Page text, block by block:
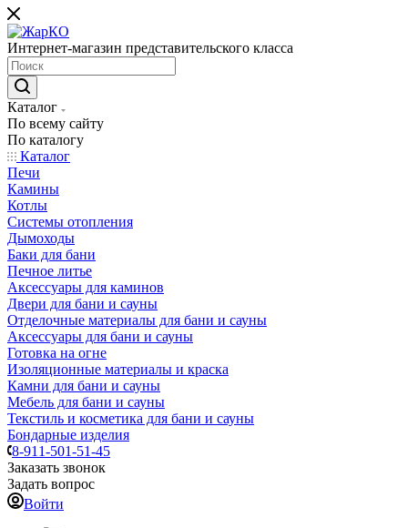
Интернет-магазин представительского класса
Каталог
По всему сайту
По каталогу
Каталог
Печи
Камины
Котлы
Системы отопления
Дымоходы
Баки для бани
Печное литье
Аксессуары для каминов
Двери для бани и сауны
Отделочные материалы для бани и сауны
Аксессуары для бани и сауны
Готовка на огне
Изоляционные материалы и краска
Камни для бани и сауны
Мебель для бани и сауны
Текстиль и косметика для бани и сауны
Бондарные изделия
8-911-501-51-45
Заказать звонок
Задать вопрос
Войти